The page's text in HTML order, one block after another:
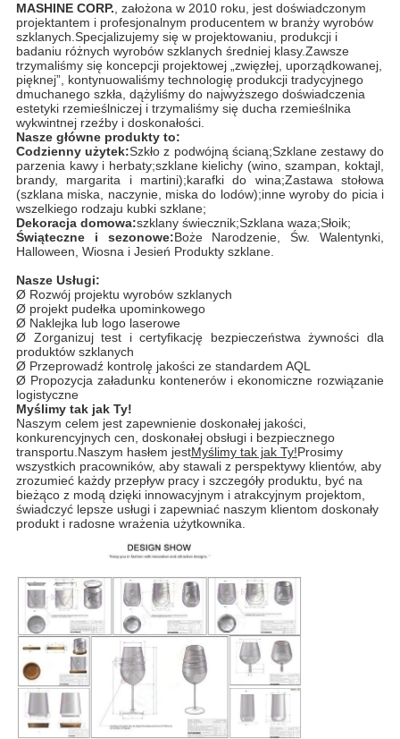
MASHINE CORP. , założona w 2010 roku, jest doświadczonym
projektantem i profesjonalnym producentem w branży wyrobów
szklanych.Specjalizujemy się w projektowaniu, produkcji i
badaniu różnych wyrobów szklanych średniej klasy.Zawsze
trzymaliśmy się koncepcji projektowej „zwięzłej, uporządkowanej,
pięknej”, kontynuowaliśmy technologię produkcji tradycyjnego
dmuchanego szkła, dążyliśmy do najwyższego doświadczenia
estetyki rzemieślniczej i trzymaliśmy się ducha rzemieślnika
wykwintnej rzeźby i doskonałości.
Nasze główne produkty to:
Codzienny użytek:Szkło z podwójną ścianą;Szklane zestawy do
parzenia kawy i herbaty;szklane kielichy (wino, szampan, koktajl,
brandy, margarita i martini);karafki do wina;Zastawa stołowa
(szklana miska, naczynie, miska do lodów);inne wyroby do picia i
wszelkiego rodzaju kubki szklane;
Dekoracja domowa:szklany świecznik;Szklana waza;Słoik;
Świąteczne i sezonowe:Boże Narodzenie, Św. Walentynki,
Halloween, Wiosna i Jesień Produkty szklane.
Nasze Usługi:
Ø Rozwój projektu wyrobów szklanych
Ø projekt pudełka upominkowego
Ø Naklejka lub logo laserowe
Ø Zorganizuj test i certyfikację bezpieczeństwa żywności dla
produktów szklanych
Ø Przeprowadź kontrolę jakości ze standardem AQL
Ø Propozycja załadunku kontenerów i ekonomiczne rozwiązanie
logistyczne
Myślimy tak jak Ty!
Naszym celem jest zapewnienie doskonałej jakości,
konkurencyjnych cen, doskonałej obsługi i bezpiecznego
transportu.Naszym hasłem jestMyślimy tak jak Ty!Prosimy
wszystkich pracowników, aby stawali z perspektywy klientów, aby
zrozumieć każdy przepływ pracy i szczegóły produktu, być na
bieżąco z modą dzięki innowacyjnym i atrakcyjnym projektom,
świadczyć lepsze usługi i zapewniać naszym klientom doskonały
produkt i radosne wrażenia użytkownika.